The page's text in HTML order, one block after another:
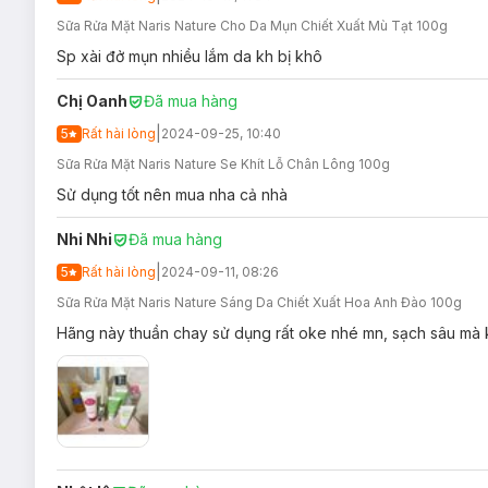
2. Sữa Rửa Mặt Naris Cosmetics Nature
Loại da phù hợp:
Sản phẩm phù hợp với mọi loại da.
Giải pháp tình trạng da:
Da xỉn màu & thâm sạm.
Ưu thế nổi bật:
Chiết xuất
Loại bỏ tối ưu lớp trang điểm, bụi bẩn, lấy đi các lớp da
Sữa Rửa Mặt Naris Nature Cho Da Mụn Chiết Xuất Mù Tạt 100g
Sp xài đở mụn nhiều lắm da kh bị khô
Chị Oanh Đã mua hàng
5 Rất hài lòng 2024-09-25, 10:40
Sữa Rửa Mặt Naris Nature Se Khít Lỗ Chân Lông 100g
Sử dụng tốt nên mua nha cả nhà
Nhi Nhi Đã mua hàng
5 Rất hài lòng 2024-09-11, 08:26
Sữa Rửa Mặt Naris Nature Sáng Da Chiết Xuất Hoa Anh Đào 100g
Hãng này thuần chay sử dụng rất oke nhé mn, sạch sâu